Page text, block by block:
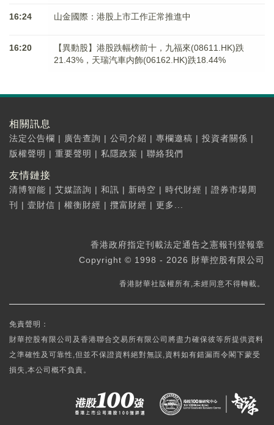
16:24 山金國際：港股上市工作正常推進中
16:20
【異動股】港股跌幅榜前十，九福來(08611.HK)跌
21.43%，天瑞汽車内飾(06162.HK)跌18.44%
相關訊息
法定公告欄 | 廣告查詢 | 公司介紹 | 專欄邀稿 | 投資者關係 |
版權聲明 | 重要聲明 | 私隱政策 | 聯絡我們
友情鏈接
清博智能 | 艾媒諮詢 | 和訊 | 新時空 | 時代財經 | 證券市場周
刊
| 壹財信 | 權衡財經 | 攬富財經 | 更多...
香港政府指定刊載法定通告之憲報刊登報章
Copyright © 1998 - 2026 財華控股有限公司
香港財華社版權所有,未經同意不得轉載。
免責聲明：
財華控股有限公司及香港聯合交易所有限公司將盡力確保彼等所提供資料
之準確性及可靠性,但並不保證資料絕對無誤,資料如有錯漏而令閣下蒙受
損失,本公司概不負責。